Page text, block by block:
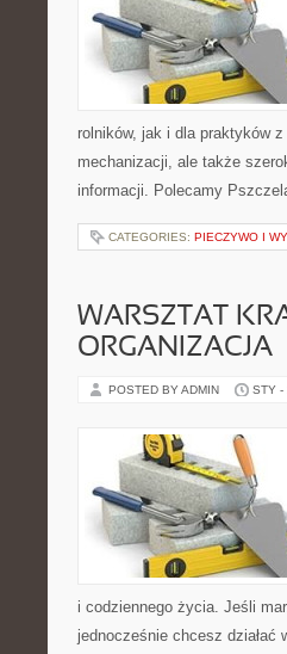
rolników, jak i dla praktyków
mechanizacji, ale także
informacji. Polecamy
CATEGORIES: PIECZYWO I
WARSZTAT
ORGANIZACJA
POSTED BY ADMIN STY -
i codziennego życia. Jeśli
jednocześnie chcesz działać